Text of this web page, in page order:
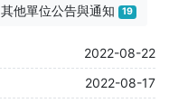
其他單位公告與通知 19
2022-08-22
2022-08-17